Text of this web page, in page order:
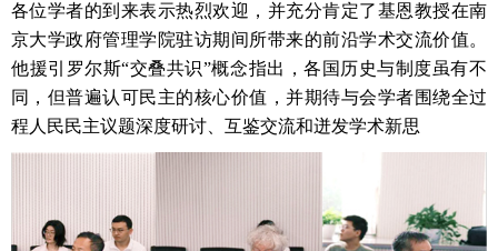
各位学者的到来表示热烈欢迎，并充分肯定了基恩教授在南
京大学政府管理学院驻访期间所带来的前沿学术交流价值。
他援引罗尔斯“交叠共识”概念指出，各国历史与制度虽有不
同，但普遍认可民主的核心价值，并期待与会学者围绕全过
程人民民主议题深度研讨、互鉴交流和迸发学术新思